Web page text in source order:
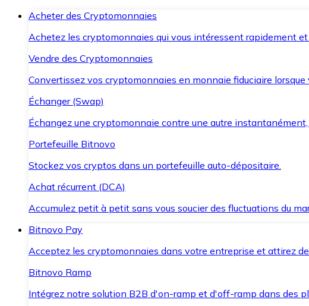
Acheter des Cryptomonnaies
Achetez les cryptomonnaies qui vous intéressent rapidement
Vendre des Cryptomonnaies
Convertissez vos cryptomonnaies en monnaie fiduciaire lorsque
Échanger (Swap)
Échangez une cryptomonnaie contre une autre
Portefeuille Bitnovo
Stockez vos cryptos dans un portefeuille auto-dépositaire.
Achat récurrent (DCA)
Accumulez petit à petit sans vous soucier des fluctuations du
Bitnovo Pay
Acceptez les cryptomonnaies dans votre entreprise et attirez
Bitnovo Ramp
Intégrez notre solution B2B d'on-ramp et d'off-ramp dans des